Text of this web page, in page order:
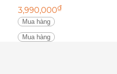
3,990,000₫
Mua hàng
Mua hàng